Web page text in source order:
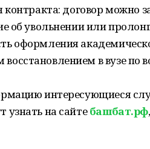
контракта: договор можно
об увольнении или
оформления
в вузе по
интересующиеся
на сайтебашбат.рф